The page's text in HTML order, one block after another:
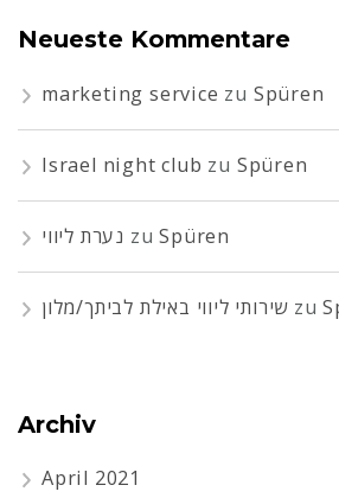
Neueste Kommentare
marketing service zu Spüren
Israel night club zu Spüren
נערת ליווי zuSpüren
שירותי ליווי באילת לביתך/מלון zu
Archiv
April 2021